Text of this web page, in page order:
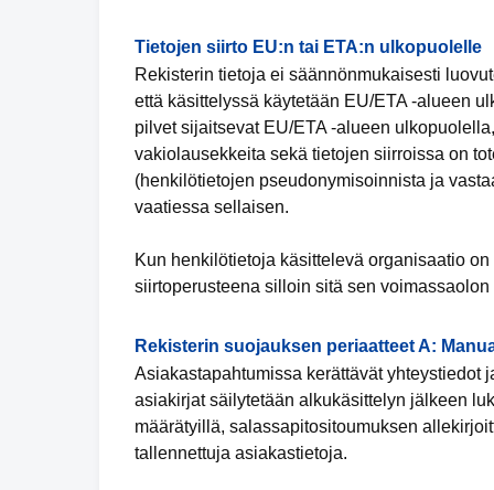
Tietojen siirto EU:n tai ETA:n ulkopuolelle
Rekisterin tietoja ei säännönmukaisesti
että käsittelyssä käytetään EU/ETA -alueen
pilvet sijaitsevat EU/ETA -alueen
vakiolausekkeita sekä tietojen siirroissa on
(henkilötietojen pseudonymisoinnista ja
vaatiessa sellaisen.
Kun henkilötietoja käsittelevä organisaatio
siirtoperusteena silloin sitä sen voimassaolon
Rekisterin suojauksen periaatteet A:
Asiakastapahtumissa kerättävät yhteystiedot
asiakirjat säilytetään alkukäsittelyn jälkeen
määrätyillä, salassapitositoumuksen
tallennettuja asiakastietoja.